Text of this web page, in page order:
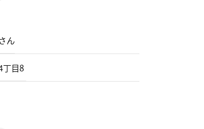
ん
目8